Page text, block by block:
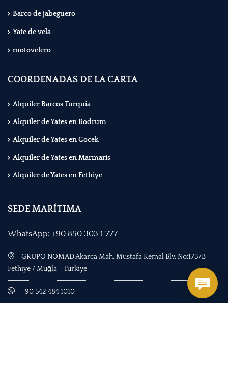
Barco de jabeguero
Yate de vela
motovelero
COORDENADAS DE LA CARTA
Alquiler Barcos Turquía
Alquiler de Yates en Bodrum
Alquiler de Yates en Gocek
Alquiler de Yates en Marmaris
Alquiler de Yates en Fethiye
SEDE MARÍTIMA
WhatsApp: +90 850 303 1 777
GRUPO NOMAD Akarca Mah. Mustafa Kemal Blv. No:173/B
Fethiye / Muğla - Turkiye
+90 542 484 1010